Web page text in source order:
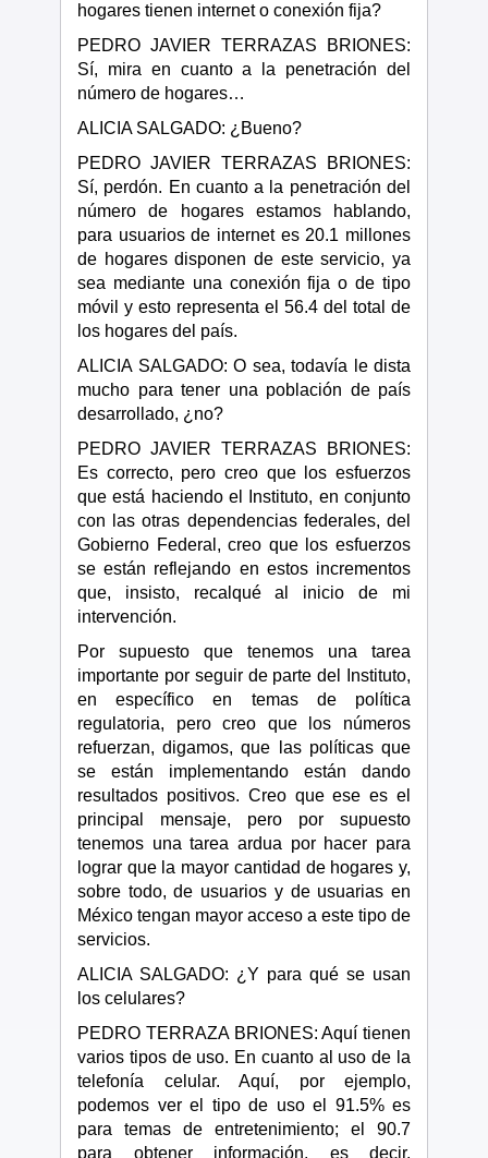
hogares tienen internet o conexión fija?
PEDRO JAVIER TERRAZAS BRIONES:
Sí, mira en cuanto a la penetración del
número de hogares…
ALICIA SALGADO: ¿Bueno?
PEDRO JAVIER TERRAZAS BRIONES:
Sí, perdón. En cuanto a la penetración del
número de hogares estamos hablando,
para usuarios de internet es 20.1 millones
de hogares disponen de este servicio, ya
sea mediante una conexión fija o de tipo
móvil y esto representa el 56.4 del total de
los hogares del país.
ALICIA SALGADO: O sea, todavía le dista
mucho para tener una población de país
desarrollado, ¿no?
PEDRO JAVIER TERRAZAS BRIONES:
Es correcto, pero creo que los esfuerzos
que está haciendo el Instituto, en conjunto
con las otras dependencias federales, del
Gobierno Federal, creo que los esfuerzos
se están reflejando en estos incrementos
que, insisto, recalqué al inicio de mi
intervención.
Por supuesto que tenemos una tarea
importante por seguir de parte del Instituto,
en específico en temas de política
regulatoria, pero creo que los números
refuerzan, digamos, que las políticas que
se están implementando están dando
resultados positivos. Creo que ese es el
principal mensaje, pero por supuesto
tenemos una tarea ardua por hacer para
lograr que la mayor cantidad de hogares y,
sobre todo, de usuarios y de usuarias en
México tengan mayor acceso a este tipo de
servicios.
ALICIA SALGADO: ¿Y para qué se usan
los celulares?
PEDRO TERRAZA BRIONES: Aquí tienen
varios tipos de uso. En cuanto al uso de la
telefonía celular. Aquí, por ejemplo,
podemos ver el tipo de uso el 91.5% es
para temas de entretenimiento; el 90.7
para obtener información, es decir,